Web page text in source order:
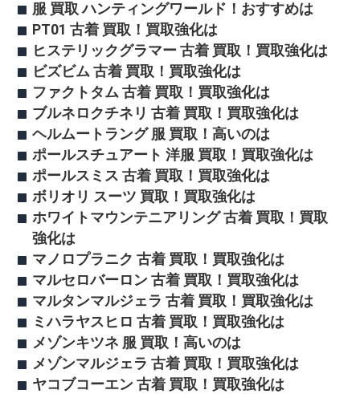
服 買取 ハンティングワールド！おすすめは
PT01 古着 買取！買取強化は
ヒステリックグラマー 古着 買取！買取強化は
ビズビム 古着 買取！買取強化は
ファクトタム 古着 買取！買取強化は
ブルネロクチネリ 古着 買取！買取強化は
ヘルムートラング 服 買取！高いのは
ポールスチュアート 洋服 買取！買取強化は
ポールスミス 古着 買取！買取強化は
ボリオリ スーツ 買取！買取強化は
ホワイトマウンテニアリング 古着 買取！買取
強化は
マノロプラニク 古着 買取！買取強化は
マルセロバーロン 古着 買取！買取強化は
マルタンマルジェラ 古着 買取！買取強化は
ミハラヤスヒロ 古着 買取！買取強化は
メゾンキツネ 服 買取！高いのは
メゾンマルジェラ 古着 買取！買取強化は
ヤコブコーエン 古着 買取！買取強化は